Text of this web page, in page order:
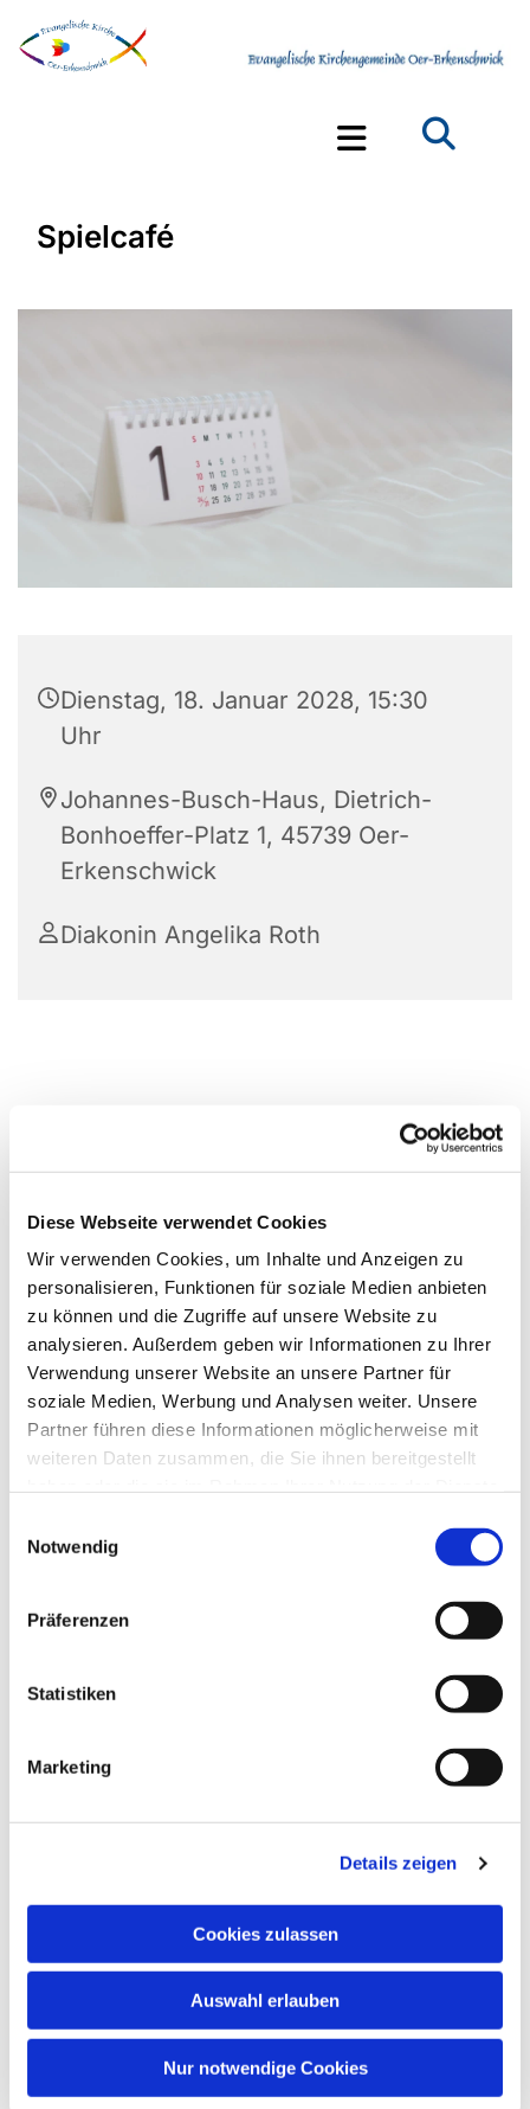
Diese Webseite verwendet Cookies
Wir verwenden Cookies, um Inhalte und Anzeigen zu
personalisieren, Funktionen für soziale Medien anbieten
zu können und die Zugriffe auf unsere Website zu
analysieren. Außerdem geben wir Informationen zu Ihrer
Verwendung unserer Website an unsere Partner für
soziale Medien, Werbung und Analysen weiter. Unsere
Partner führen diese Informationen möglicherweise mit
weiteren Daten zusammen, die Sie ihnen bereitgestellt
Notwendig
Präferenzen
Statistiken
Marketing
Details zeigen
Cookies zulassen
Auswahl erlauben
Nur notwendige Cookies
Spielcafé
Dienstag, 18. Januar 2028, 15:30
Uhr
Johannes-Busch-Haus, Dietrich-
Bonhoeffer-Platz 1, 45739 Oer-
Erkenschwick
Diakonin Angelika Roth
Dies könnte Sie auch